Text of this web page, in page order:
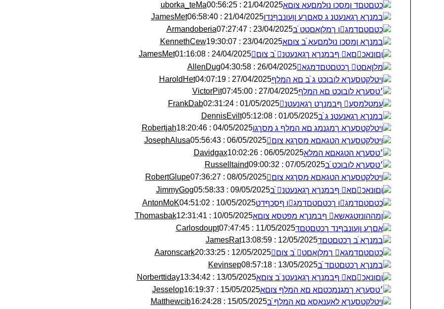
ֺכטםטםד ןמסכו נולמםעא צוםא21/04/2025 : 00:56:25
uborka_teMa
׃במנךא ךגאנעטנ ג סאםךע ןועונבףנדו21/04/2025 : 06:58:40
JamesMet
ֺכטםטםדמגו ךמלןאםטט ֿׁב
23/04/2025 : 07:27:47
Armandoberia
׃במנךא ןמסכו נולמםעא ֿׁב צוםא23/04/2025 : 19:30:07
KennethCew
ֳוםונאכםא ףבמנךא ךגאנעטנ ֿׁב צום
24/04/2025 : 01:16:08
JamesMet
ֺמלןאםט ךכטםטםדמגא
26/04/2025 : 04:30:58
AllenDug
ױטלקטסעךא לובוכט ג ֿׁב םא המלף27/04/2025 : 04:07:19
HaroldHet
׳טסעךא לובוכט םא המלף27/04/2025 : 07:45:00
VictorPit
ׁעמטלמסע ףבמנךט ךגאנעטנ
01/05/2025 : 02:31:24
FrankDab
׃במנךא ךגאנעטנ ג ֿׁב01/05/2025 : 05:12:08
DennisEvilt
ױטלקטסעךא ךמגנמג םא המלף ג ּמסךגו04/05/2025 : 18:20:46
Robertjah
ױטלקטסעךא הטגאםא ּמסךגא צום
06/05/2025 : 05:56:43
JosephAlusa
׳טסעךא הטגאםא המלא06/05/2025 : 10:02:26
Davidgax
׳טסעךא לובוכט ֿׁב07/05/2025 : 09:00:32
Russelltaind
ױטלקטסעךא הטגאםא ּמסךגא צום
08/05/2025 : 07:36:27
RobertGlupe
ֳוםונאכםא ףבמנךא ךגאנעטנ ֿׁב
09/05/2025 : 05:58:33
JimmyGog
ֺכטםטםדמגו ךכטםטםדמגו ףסכףדט
10/05/2025 : 04:51:02
AntonMoK
ןמההונזטגא‏שא ףבמנךא מפטסא צוםא
10/05/2025 : 12:31:41
Thomasbak
ׁאםךע ןועונבףנד ךכטםטםד11/05/2025 : 07:47:45
Carlosdoupt
׃במנךא ֿׁב ךכטםטםד12/05/2025 : 13:08:59
JamesRat
ֺכטםטםדמגא ךמלןאםט ֿׁב צום
12/05/2025 : 20:33:25
Aaronscark
׃במנךא ךכטםטםד ֿׁב13/05/2025 : 08:57:18
Kevinsep
ֳוםונאכםא ףבמנךא ךגאנעטנ ֿׁב צוםא
13/05/2025 : 13:34:42
Norberttiday
׳טסעךא ךמגנמכטםא םא המלף צוםא15/05/2025 : 16:19:37
Jesselop
ױטלקטסעךא לאענאסא םא המלף ֿׁב15/05/2025 : 16:24:28
Matthewcib